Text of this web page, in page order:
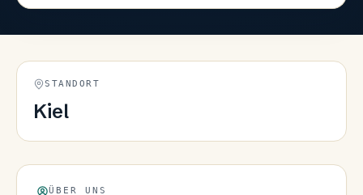
STANDORT
Kiel
ÜBER UNS